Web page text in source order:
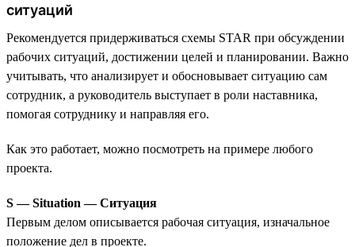
ситуаций
Рекомендуется придерживаться схемы STAR при обсуждении
рабочих ситуаций, достижении целей и планировании. Важно
учитывать, что анализирует и обосновывает ситуацию сам
сотрудник, а руководитель выступает в роли наставника,
помогая сотруднику и направляя его.
Как это работает, можно посмотреть на примере любого
проекта.
S — Situation — Ситуация
Первым делом описывается рабочая ситуация, изначальное
положение дел в проекте.